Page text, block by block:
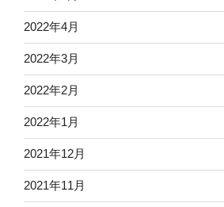
2022年4月
2022年3月
2022年2月
2022年1月
2021年12月
2021年11月